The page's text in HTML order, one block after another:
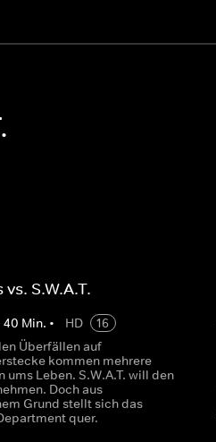
S.W.A.T.
40 Min. • HD
16
Überfällen auf
kommen mehrere
ums Leben. S.W.A.T. will den
Doch aus
Grund stellt sich das
quer.